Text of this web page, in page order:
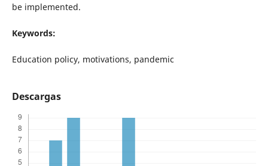
be implemented.
Keywords:
Education policy, motivations, pandemic
Descargas